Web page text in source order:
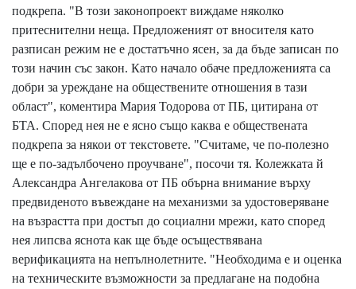
подкрепа. "В този законопроект виждаме няколко
притеснителни неща. Предложеният от вносителя като
разписан режим не е достатъчно ясен, за да бъде записан по
този начин със закон. Като начало обаче предложенията са
добри за уреждане на обществените отношения в тази
област", коментира Мария Тодорова от ПБ, цитирана от
БТА. Според нея не е ясно също каква е обществената
подкрепа за някои от текстовете. "Считаме, че по-полезно
ще е по-задълбочено проучване", посочи тя. Колежката й
Александра Ангелакова от ПБ обърна внимание върху
предвиденото въвеждане на механизми за удостоверяване
на възрастта при достъп до социални мрежи, като според
нея липсва яснота как ще бъде осъществявана
верификацията на непълнолетните. "Необходима е и оценка
на техническите възможности за предлагане на подобна